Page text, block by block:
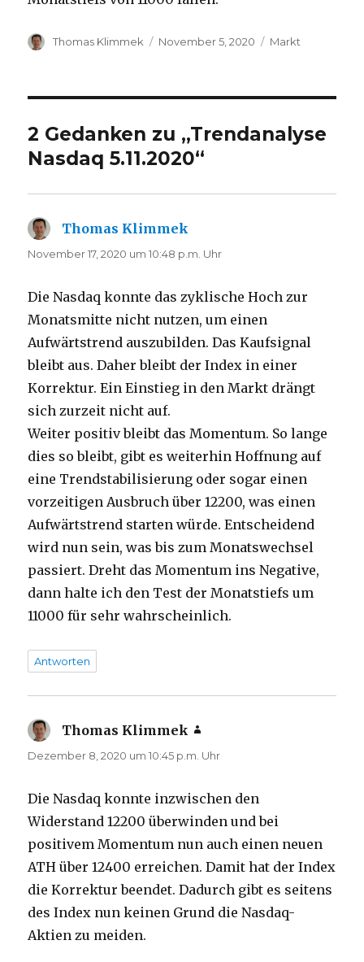
Autor
Thomas Klimmek
Veröffentlicht
November 5, 2020 Kategorien
Markt
2 Gedanken zu „Trendanalyse
Nasdaq 5.11.2020“
Thomas Klimmek
November 17, 2020 um 10:48 p.m. Uhr
Die Nasdaq konnte das zyklische Hoch zur
Monatsmitte nicht nutzen, um einen
Aufwärtstrend auszubilden. Das Kaufsignal
bleibt aus. Daher bleibt der Index in einer
Korrektur. Ein Einstieg in den Markt drängt
sich zurzeit nicht auf.
Weiter positiv bleibt das Momentum. So lange
dies so bleibt, gibt es weiterhin Hoffnung auf
eine Trendstabilisierung oder sogar einen
vorzeitigen Ausbruch über 12200, was einen
Aufwärtstrend starten würde. Entscheidend
wird nun sein, was bis zum Monatswechsel
passiert. Dreht das Momentum ins Negative,
dann halte ich den Test der Monatstiefs um
11000 für sehr wahrscheinlich.
Antworten
Thomas Klimmek
Dezember 8, 2020 um 10:45 p.m. Uhr
Die Nasdaq konnte inzwischen den
Widerstand 12200 überwinden und bei
positivem Momentum nun auch einen neuen
ATH über 12400 erreichen. Damit hat der Index
die Korrektur beendet. Dadurch gibt es seitens
des Index nun keinen Grund die Nasdaq-
Aktien zu meiden.